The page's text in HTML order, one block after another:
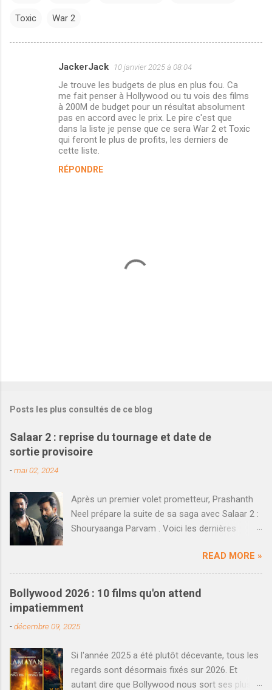
Toxic War 2
JackerJack 10 janvier 2025 à 08:04
Je trouve les budgets de plus en plus fou. Ca
me fait penser à Hollywood ou tu vois des films
à 200M de budget pour un résultat absolument
pas en accord avec le prix. Le pire c'est que
dans la liste je pense que ce sera War 2 et Toxic
qui feront le plus de profits, les derniers de
cette liste.
RÉPONDRE
e
i
s
t
e
u
n
c
o
n
a
i
r
e
Posts les plus consultés de ce blog
Salaar 2 : reprise du tournage et date de
sortie provisoire
-mai 02, 2024
Après un premier volet prometteur, Prashanth
Neel prépare la suite de sa saga avec Salaar 2 :
Shouryaanga Parvam . Voici les dernières
décembre dernier, le blockbuster Salaar réalisé
par Prashanth Neel a rencontré un succès
décent au box-office national. Loin d'atteindre
les scores fous de K.G.F : Chapter 2 , en partie
face à Shahrukh Khan et Dunki , le film a
voit les choses en grand et rêve de faire mieux.
On savait que plusieurs séquences avaient déjà
READ MORE »
Bollywood 2026 : 10 films qu'on attend
impatiemment
-décembre 09, 2025
Si l'année 2025 a été plutôt décevante, tous les
regards sont désormais fixés sur 2026. Et
autant dire que Bollywood nous sort ses plus